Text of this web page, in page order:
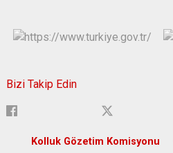
Bizi Takip Edin
Kolluk Gözetim Komisyonu